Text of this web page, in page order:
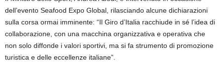
dell’evento Seafood Expo Global, rilasciando alcune dichiarazioni
sulla corsa ormai imminente: “Il Giro d’Italia racchiude in sé l’idea di
collaborazione, con una macchina organizzativa e operativa che
non solo diffonde i valori sportivi, ma si fa strumento di promozione
turistica e delle eccellenze italiane”.